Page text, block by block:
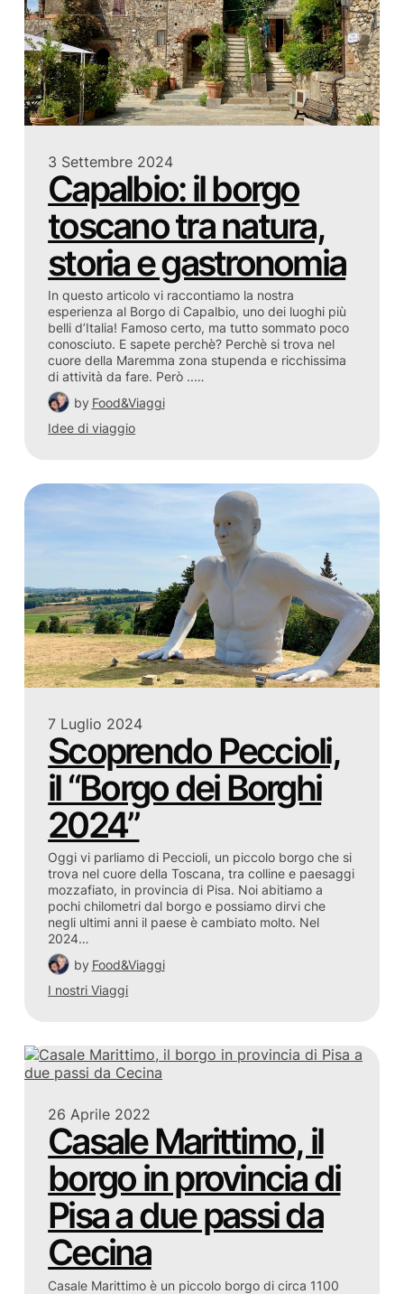
3 Settembre 2024
Capalbio: il borgo
toscano tra natura,
storia e gastronomia
In questo articolo vi raccontiamo la nostra
esperienza al Borgo di Capalbio, uno dei luoghi più
belli d’Italia! Famoso certo, ma tutto sommato poco
conosciuto. E sapete perchè? Perchè si trova nel
cuore della Maremma zona stupenda e ricchissima
di attività da fare. Però ..…
by Food&Viaggi
Idee di viaggio
7 Luglio 2024
Scoprendo Peccioli,
il “Borgo dei Borghi
2024”
Oggi vi parliamo di Peccioli, un piccolo borgo che si
trova nel cuore della Toscana, tra colline e paesaggi
mozzafiato, in provincia di Pisa. Noi abitiamo a
pochi chilometri dal borgo e possiamo dirvi che
negli ultimi anni il paese è cambiato molto. Nel
2024…
by Food&Viaggi
I nostri Viaggi
26 Aprile 2022
Casale Marittimo, il
borgo in provincia di
Pisa a due passi da
Cecina
Casale Marittimo è un piccolo borgo di circa 1100